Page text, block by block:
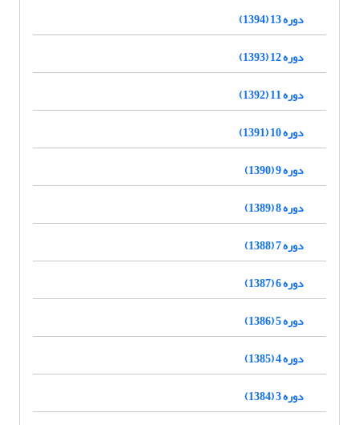
دوره 13 (1394)
دوره 12 (1393)
دوره 11 (1392)
دوره 10 (1391)
دوره 9 (1390)
دوره 8 (1389)
دوره 7 (1388)
دوره 6 (1387)
دوره 5 (1386)
دوره 4 (1385)
دوره 3 (1384)